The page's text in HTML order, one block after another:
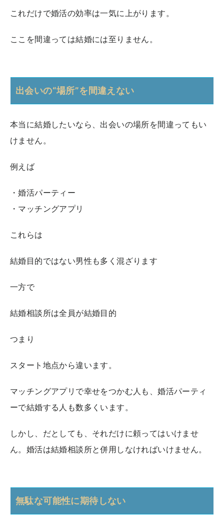
これだけで婚活の効率は一気に上がります。
ここを間違っては結婚には至りません。
出会いの“場所”を間違えない
本当に結婚したいなら、出会いの場所を間違ってもい
けません。
例えば
・婚活パーティー
・マッチングアプリ
これらは
結婚目的ではない男性も多く混ざります
一方で
結婚相談所は全員が結婚目的
つまり
スタート地点から違います。
マッチングアプリで幸せをつかむ人も、婚活パーティ
ーで結婚する人も数多くいます。
しかし、だとしても、それだけに頼ってはいけませ
ん。婚活は結婚相談所と併用しなければいけません。
無駄な可能性に期待しない